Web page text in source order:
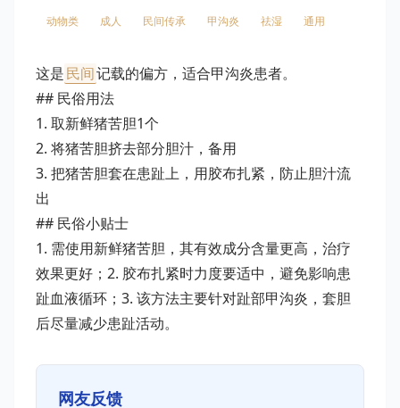
动物类 成人 民间传承 甲沟炎 祛湿 通用
这是民间记载的偏方，适合甲沟炎患者。
## 民俗用法
1. 取新鲜猪苦胆1个
2. 将猪苦胆挤去部分胆汁，备用
3. 把猪苦胆套在患趾上，用胶布扎紧，防止胆汁流
出
## 民俗小贴士
1. 需使用新鲜猪苦胆，其有效成分含量更高，治疗
效果更好；2. 胶布扎紧时力度要适中，避免影响患
趾血液循环；3. 该方法主要针对趾部甲沟炎，套胆
后尽量减少患趾活动。
网友反馈